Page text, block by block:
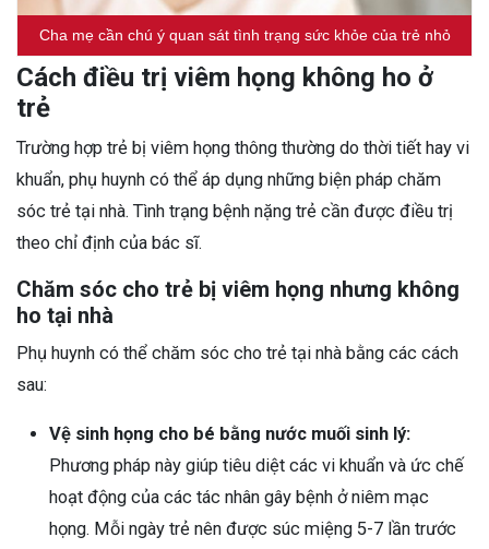
Cha mẹ cần chú ý quan sát tình trạng sức khỏe của trẻ nhỏ
Cách điều trị viêm họng không ho ở
trẻ
Trường hợp trẻ bị viêm họng thông thường do thời tiết hay vi
khuẩn, phụ huynh có thể áp dụng những biện pháp chăm
sóc trẻ tại nhà. Tình trạng bệnh nặng trẻ cần được điều trị
theo chỉ định của bác sĩ.
Chăm sóc cho trẻ bị viêm họng nhưng không
ho tại nhà
Phụ huynh có thể chăm sóc cho trẻ tại nhà bằng các cách
sau:
Vệ sinh họng cho bé bằng nước muối sinh lý:
Phương pháp này giúp tiêu diệt các vi khuẩn và ức chế
hoạt động của các tác nhân gây bệnh ở niêm mạc
họng. Mỗi ngày trẻ nên được súc miệng 5-7 lần trước